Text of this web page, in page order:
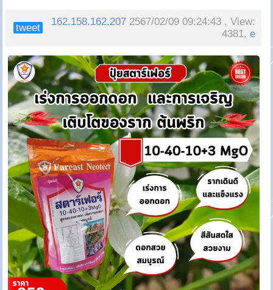
tweet
162.158.162.207 2567/02/09 09:24:43 , View:
4381,e